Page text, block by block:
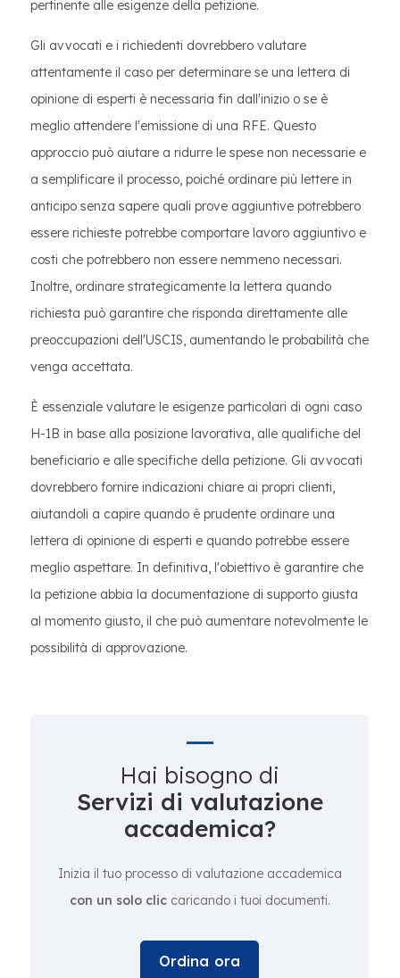
pertinente alle esigenze della petizione.
Gli avvocati e i richiedenti dovrebbero valutare
attentamente il caso per determinare se una lettera di
opinione di esperti è necessaria fin dall'inizio o se è
meglio attendere l'emissione di una RFE. Questo
approccio può aiutare a ridurre le spese non necessarie e
a semplificare il processo, poiché ordinare più lettere in
anticipo senza sapere quali prove aggiuntive potrebbero
essere richieste potrebbe comportare lavoro aggiuntivo e
costi che potrebbero non essere nemmeno necessari.
Inoltre, ordinare strategicamente la lettera quando
richiesta può garantire che risponda direttamente alle
preoccupazioni dell'USCIS, aumentando le probabilità che
venga accettata.
È essenziale valutare le esigenze particolari di ogni caso
H-1B in base alla posizione lavorativa, alle qualifiche del
beneficiario e alle specifiche della petizione. Gli avvocati
dovrebbero fornire indicazioni chiare ai propri clienti,
aiutandoli a capire quando è prudente ordinare una
lettera di opinione di esperti e quando potrebbe essere
meglio aspettare. In definitiva, l'obiettivo è garantire che
la petizione abbia la documentazione di supporto giusta
al momento giusto, il che può aumentare notevolmente le
possibilità di approvazione.
Hai bisogno di
Servizi di valutazione
accademica?
Inizia il tuo processo di valutazione accademica
con un solo cliccaricando i tuoi documenti.
Ordina ora